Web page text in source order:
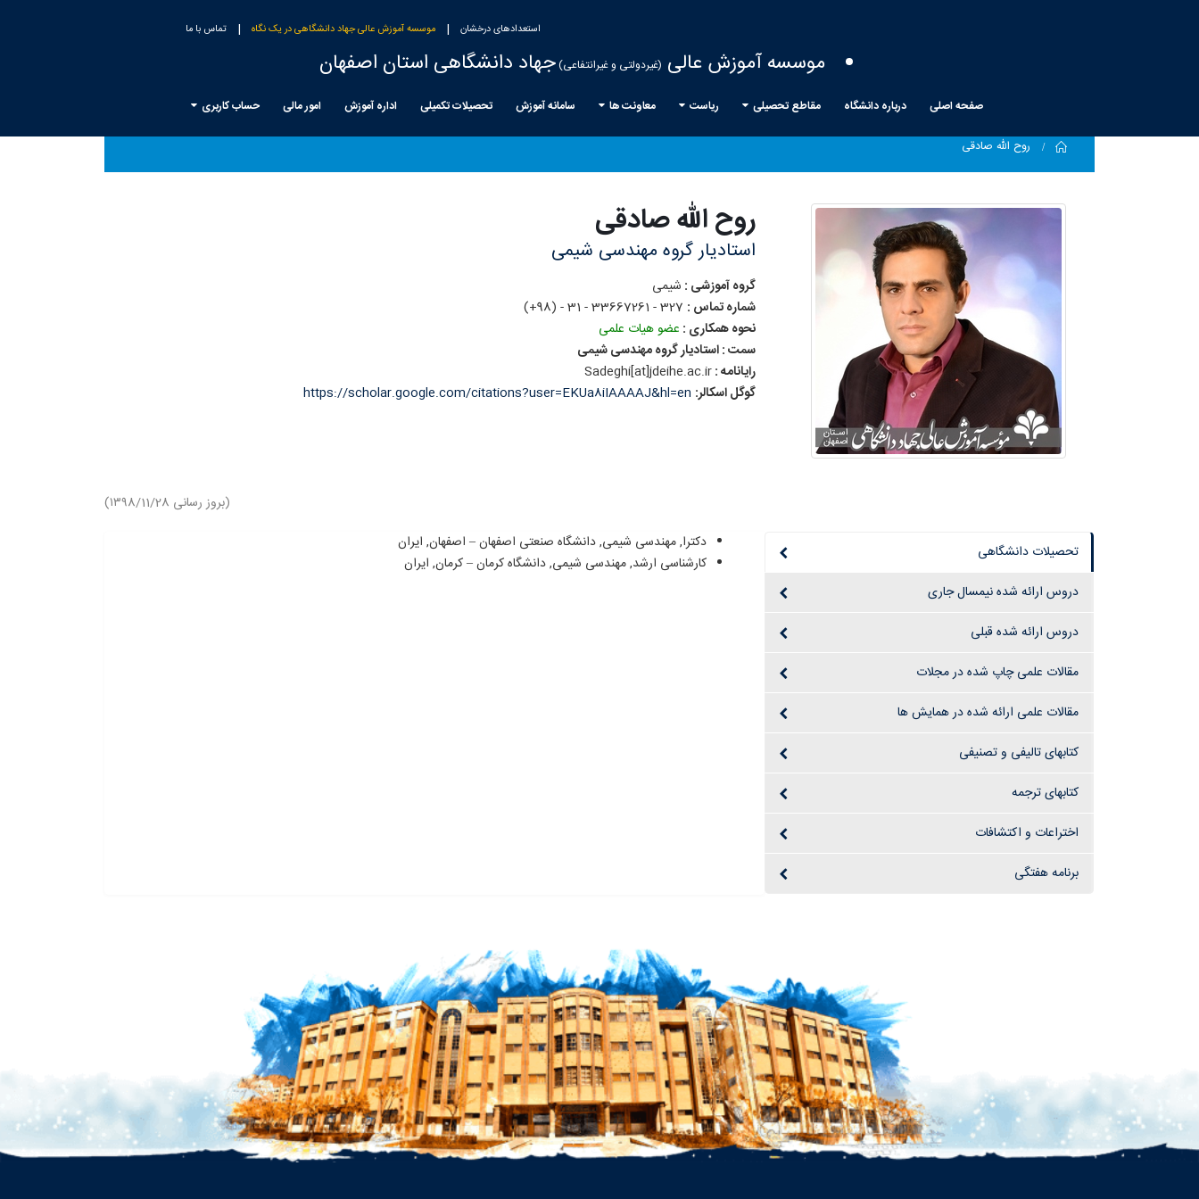
استعدادهای درخشان | موسسه آموزش عالی جهاد دانشگاهی در یک نگاه | تماس با ما
موسسه آموزش عالی (غیردولتی و غیرانتفاعی) جهاد دانشگاهی استان اصفهان
صفحه اصلی درباره دانشگاه مقاطع تحصیلی ریاست معاونت ها سامانه آموزش تحصیلات تکمیلی اداره آموزش امور مالی حساب کاربری
Home
روح الله صادقی
روح اللهصادقی
استادیار گروه مهندسی شیمی
گروه آموزشی : شیمی
شماره تماس :
نحوه همکاری : عضو هیات علمی
سمت : استادیار گروه مهندسی شیمی
رایانامه :
Sadeghi[at]jdeihe.ac.ir
گوگل اسکالر: https://scholar.google.com/citations?user=EKUa8iIAAAAJ&hl=en
(بروز رسانی ۱۳۹8/11/28)
دکترا, مهندسی شیمی, دانشگاه صنعتی اصفهان – اصفهان, ايران
کارشناسی ارشد, مهندسی شیمی, دانشگاه کرمان – کرمان, ايران
تحصیلات دانشگاهی
دروس ارائه شده نیمسال جاری
دروس ارائه شده قبلی
مقالات علمی چاپ شده در مجلات
مقالات علمی ارائه شده در همایش ها
کتابهای تالیفی و تصنیفی
کتابهای ترجمه
اختراعات و اکتشافات
برنامه هفتگی